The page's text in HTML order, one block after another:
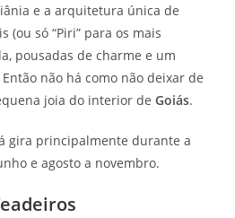
e a arquitetura única de
(ou só “Piri” para os mais
pousadas de charme e um
não há como não deixar de
joia do interior deGoiás.
gira principalmente durante a
e agosto a novembro.